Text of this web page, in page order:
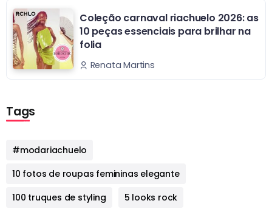
Coleção carnaval riachuelo 2026: as
10 peças essenciais para brilhar na
folia
Renata Martins
Tags
#modariachuelo
10 fotos de roupas femininas elegante
100 truques de styling
5 looks rock